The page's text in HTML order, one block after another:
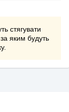
стягувати
за яким будуть